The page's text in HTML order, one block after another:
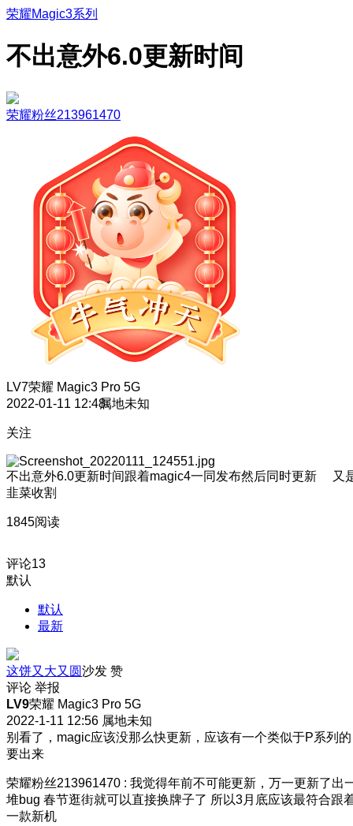
荣耀Magic3系列
不出意外6.0更新时间
荣耀粉丝213961470
LV7荣耀 Magic3 Pro 5G
2022-01-11 12:48属地未知
关注
不出意外6.0更新时间跟着magic4一同发布然后同时更新 又
韭菜收割
1845阅读
评论13
默认
默认
最新
这饼又大又圆沙发 赞
评论 举报
LV9荣耀 Magic3 Pro 5G
2022-1-11 12:56 属地未知
别看了，magic应该没那么快更新，应该有一个类似于P系列的
要出来
荣耀粉丝213961470 : 我觉得年前不可能更新，万一更新了出
堆bug 春节逛街就可以直接换牌子了 所以3月底应该最符合跟
一款新机